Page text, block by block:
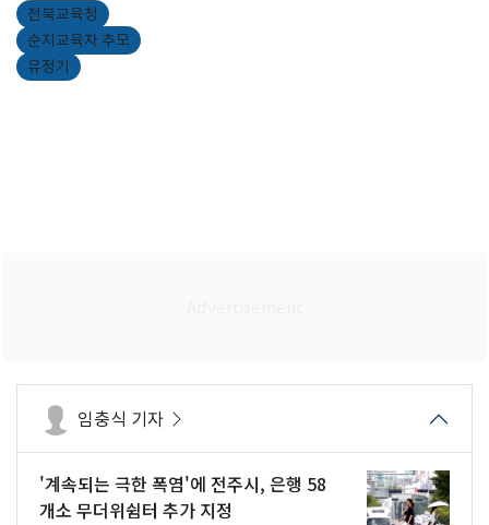
전북교육청
순지교육자 추모
유정기
임충식 기자
'계속되는 극한 폭염'에 전주시, 은행 58
개소 무더위쉼터 추가 지정